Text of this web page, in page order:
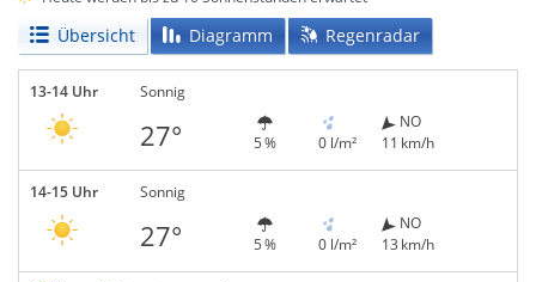
Übersicht Diagramm Regenradar
13-14 Uhr Sonnig
27° 5 % 0 l/m²
NO
11 km/h
14-15 Uhr Sonnig
27° 5 % 0 l/m²
NO
13 km/h